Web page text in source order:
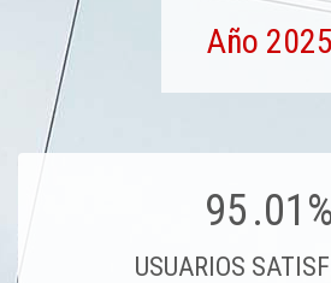
Año 2025
95
USUARIOS